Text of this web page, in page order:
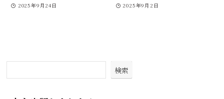
2025年9月24日 2025年9月2日
検索